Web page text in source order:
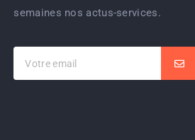
semaines nos actus-services.